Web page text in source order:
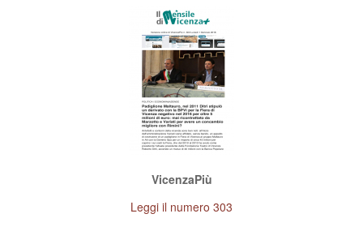
VicenzaPiù
Leggi il numero 303